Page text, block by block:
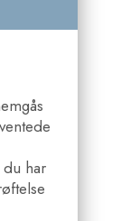
har